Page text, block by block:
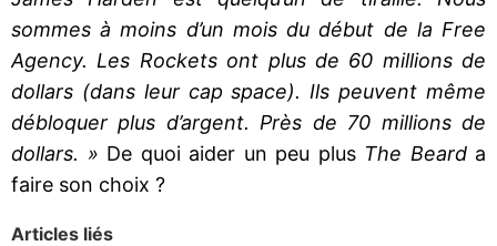
sommes à moins d’un mois du début de la Free
Agency. Les Rockets ont plus de 60 millions de
dollars (dans leur cap space). Ils peuvent même
débloquer plus d’argent. Près de 70 millions de
dollars. » De quoi aider un peu plus The Bearda
faire son choix ?
Articles liés